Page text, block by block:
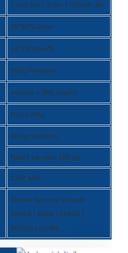
پښتو
Ελληνικά
Slovenčina
Shqip
Қазақ Тілі
Bosanski
Lëtzebuergesch
2,5x2,5m | 3x3m | Průměr 3m
55*83*2.0mm
14*25*1mm*8
250g Polyester
otočení o 360 stupňů
Ruční klika
60 kg mramoru
Nádrž na vodu 100 kg
12W, bílá
Vínově červené | tmavě
zelená | khaki | hnědá |
béžová | modrý